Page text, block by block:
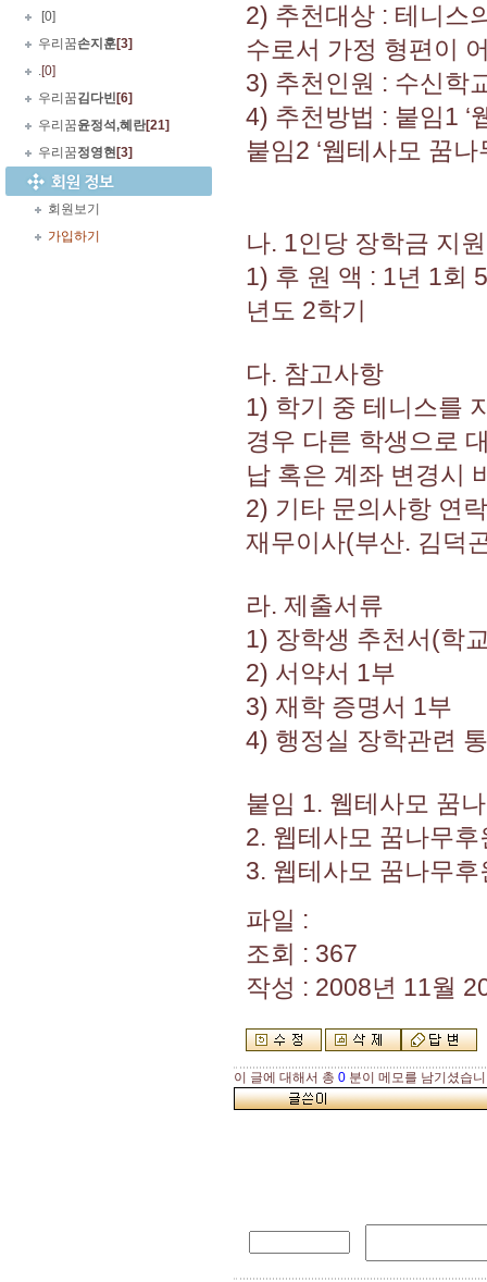
[0]
우리꿈손지훈[3]
.[0]
우리꿈김다빈 [6]
우리꿈윤정석,혜란[21]
우리꿈정영현 [3]
회원보기
가입하기
2) 추천대상 : 테니스
수로서 가정 형편이
3) 추천인원 : 수신학
4) 추천방법 : 붙임1 ‘
붙임2 ‘웹테사모 꿈
나. 1인당 장학금 지
1) 후 원 액 : 1년 1회
년도 2학기
다. 참고사항
1) 학기 중 테니스를
경우 다른 학생으로
납 혹은 계좌 변경시
2) 기타 문의사항 연
재무이사(부산. 김덕
라. 제출서류
1) 장학생 추천서(학
2) 서약서 1부
3) 재학 증명서 1부
4) 행정실 장학관련
붙임 1. 웹테사모 꿈
2. 웹테사모 꿈나무
3. 웹테사모 꿈나무
파일 :
조회 : 367
작성 : 2008년 11월
이 글에 대해서 총 0 분이 메모를 남기셨습